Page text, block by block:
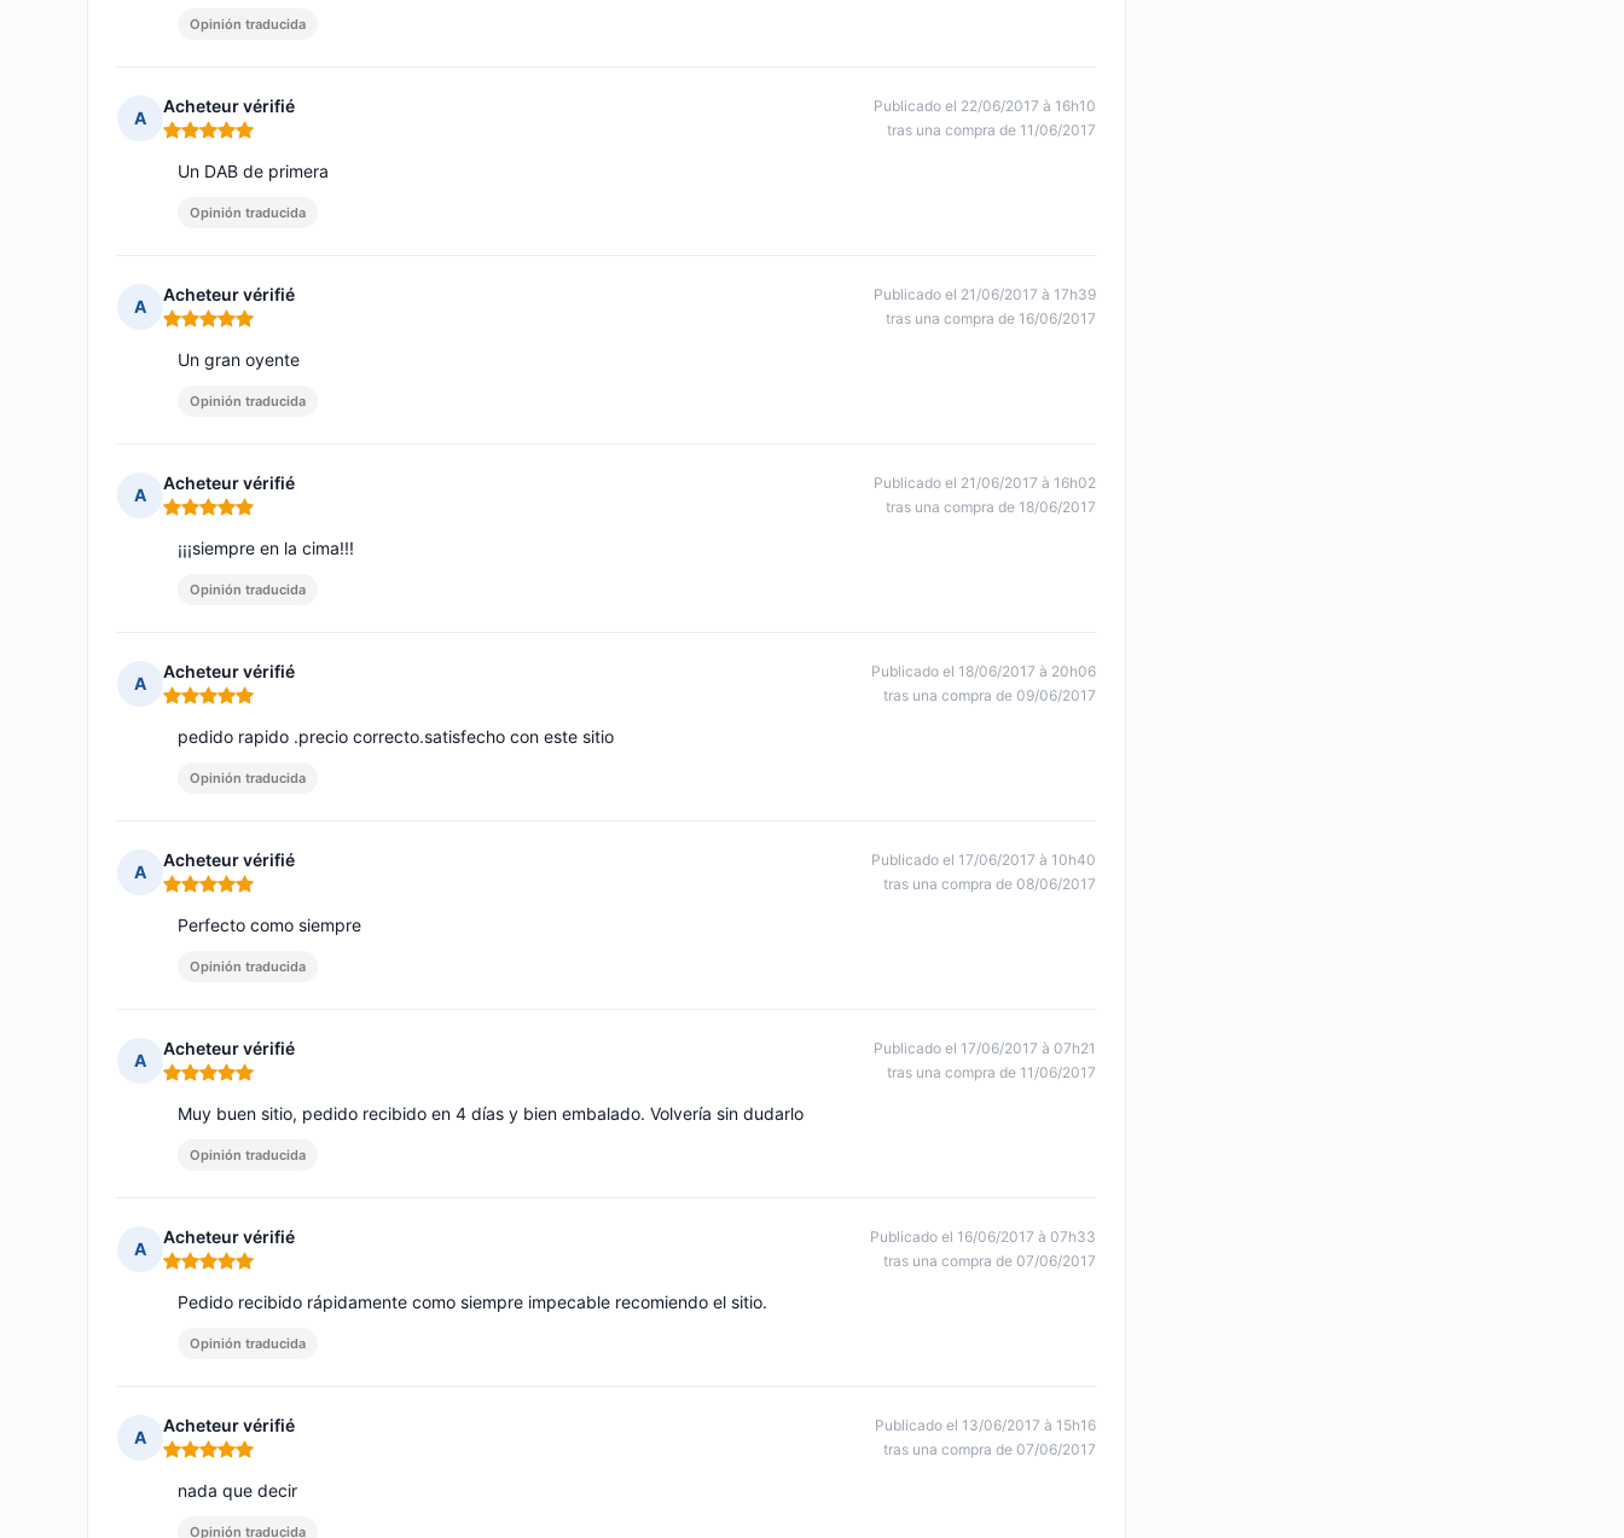
Opinión traducida
A
Acheteur vérifié
Nota: 5 de 5
Publicado el 22/06/2017 à 16h10
tras una compra de 11/06/2017
Un DAB de primera
Opinión traducida
A
Acheteur vérifié
Nota: 5 de 5
Publicado el 21/06/2017 à 17h39
tras una compra de 16/06/2017
Un gran oyente
Opinión traducida
A
Acheteur vérifié
Nota: 5 de 5
Publicado el 21/06/2017 à 16h02
tras una compra de 18/06/2017
¡¡¡siempre en la cima!!!
Opinión traducida
A
Acheteur vérifié
Nota: 5 de 5
Publicado el 18/06/2017 à 20h06
tras una compra de 09/06/2017
pedido rapido .precio correcto.satisfecho con este sitio
Opinión traducida
A
Acheteur vérifié
Nota: 5 de 5
Publicado el 17/06/2017 à 10h40
tras una compra de 08/06/2017
Perfecto como siempre
Opinión traducida
A
Acheteur vérifié
Nota: 5 de 5
Publicado el 17/06/2017 à 07h21
tras una compra de 11/06/2017
Muy buen sitio, pedido recibido en 4 días y bien embalado. Volvería sin dudarlo
Opinión traducida
A
Acheteur vérifié
Nota: 5 de 5
Publicado el 16/06/2017 à 07h33
tras una compra de 07/06/2017
Pedido recibido rápidamente como siempre impecable recomiendo el sitio.
Opinión traducida
A
Acheteur vérifié
Nota: 5 de 5
Publicado el 13/06/2017 à 15h16
tras una compra de 07/06/2017
nada que decir
Opinión traducida